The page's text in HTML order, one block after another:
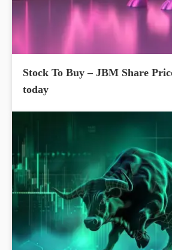
Stock To Buy – JBM Share
today